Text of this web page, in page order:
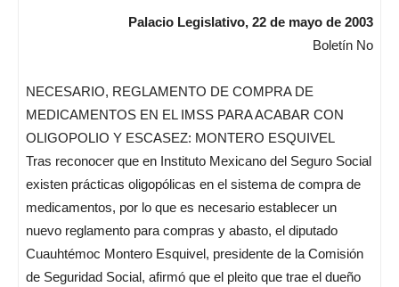
Palacio Legislativo, 22 de mayo de 2003
Boletín No
NECESARIO, REGLAMENTO DE COMPRA DE
MEDICAMENTOS EN EL IMSS PARA ACABAR CON
OLIGOPOLIO Y ESCASEZ: MONTERO ESQUIVEL
Tras reconocer que en Instituto Mexicano del Seguro Social
existen prácticas oligopólicas en el sistema de compra de
medicamentos, por lo que es necesario establecer un
nuevo reglamento para compras y abasto, el diputado
Cuauhtémoc Montero Esquivel, presidente de la Comisión
de Seguridad Social, afirmó que el pleito que trae el dueño